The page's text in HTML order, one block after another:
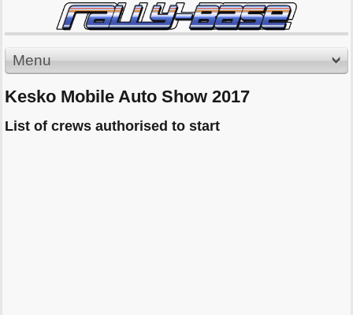
Menu
Kesko Mobile Auto Show 2017
List of crews authorised to start